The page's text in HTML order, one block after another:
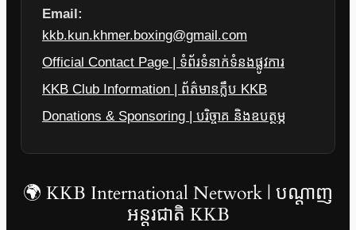
Email:
kkb.kun.khmer.boxing@gmail.com
Official Contact Page | ទំព័រទំនាក់ទំនងផ្លូវការ
KKB Club Information | ព័ត៌មានក្លឹប KKB
Donations & Sponsoring | បរិច្ចាគ និងឧបត្ថម្ភ
🌍 KKB International Network | បណ្តាញ
អន្តរជាតិ KKB